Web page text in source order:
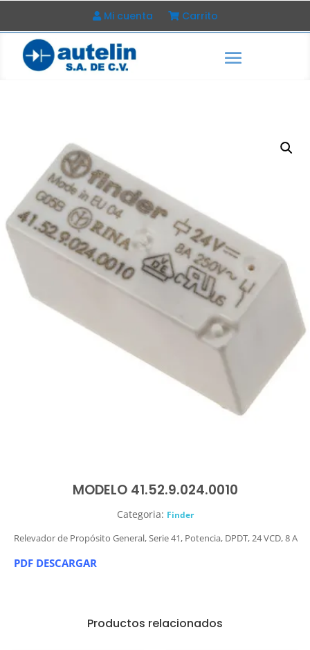
Mi cuenta Carrito
MODELO 41.52.9.024.0010
Categoria: Finder
Relevador de Propósito General, Serie 41, Potencia, DPDT, 24 VCD, 8 A
PDF DESCARGAR
Productos relacionados